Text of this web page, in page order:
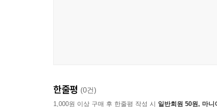
한줄평 (0건)
1,000원 이상 구매 후 한줄평 작성 시 일반회원 50원, 마니